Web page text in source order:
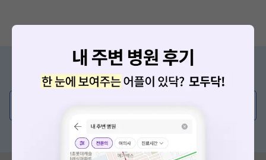
증상/치료, 궁금한 점이 있나요?
의사가 직접 답해드려요!
혹은, 의료상담 서비스에 다양한 게시글 보러가기